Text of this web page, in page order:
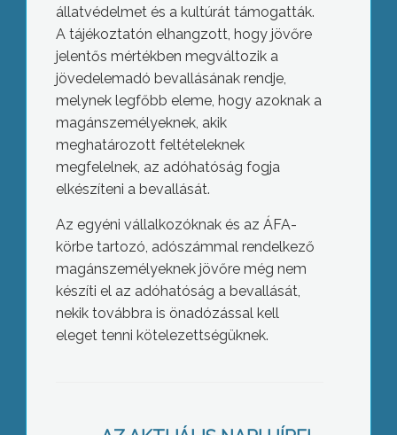
állatvédelmet és a kultúrát támogatták.
A tájékoztatón elhangzott, hogy jövőre
jelentős mértékben megváltozik a
jövedelemadó bevallásának rendje,
melynek legfőbb eleme, hogy azoknak a
magánszemélyeknek, akik
meghatározott feltételeknek
megfelelnek, az adóhatóság fogja
elkészíteni a bevallását.
Az egyéni vállalkozóknak és az ÁFA-
körbe tartozó, adószámmal rendelkező
magánszemélyeknek jövőre még nem
készíti el az adóhatóság a bevallását,
nekik továbbra is önadózással kell
eleget tenni kötelezettségüknek.
Fiatalok adtak vért